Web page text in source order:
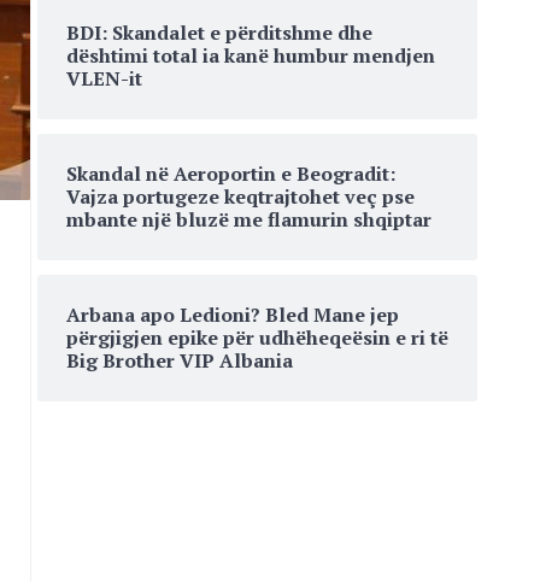
BDI: Skandalet e përditshme dhe
dështimi total ia kanë humbur mendjen
VLEN-it
Skandal në Aeroportin e Beogradit:
Vajza portugeze keqtrajtohet veç pse
mbante një bluzë me flamurin shqiptar
Arbana apo Ledioni? Bled Mane jep
përgjigjen epike për udhëheqeësin e ri të
Big Brother VIP Albania